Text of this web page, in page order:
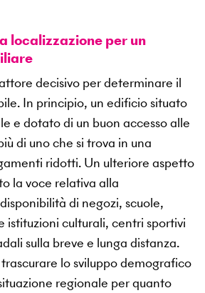
localizzazione per un
decisivo per determinare il
In principio, un edificio situato
e dotato di un buon accesso alle
di uno che si trova in una
ridotti. Un ulteriore aspetto
la voce relativa alla
di negozi, scuole,
istituzioni culturali, centri sportivi
sulla breve e lunga distanza.
lo sviluppo demografico
regionale per quanto